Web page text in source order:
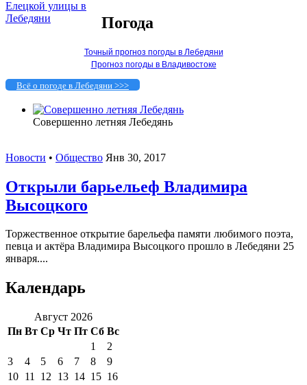
Погода
Точный прогноз погоды в Лебедяни
Прогноз погоды в Владивостоке
Всё о погоде в Лебедяни >>>
Совершенно летняя Лебедянь
Новости • Общество Янв 30, 2017
Открыли барьельеф Владимира
Высоцкого
Торжественное открытие барельефа памяти любимого поэта,
певца и актёра Владимира Высоцкого прошло в Лебедяни 25
января....
Календарь
Август 2026
Пн Вт Ср Чт Пт Сб Вс
1
2
3
4 5 6 7 8
9
10 11 12 13 14 15 16